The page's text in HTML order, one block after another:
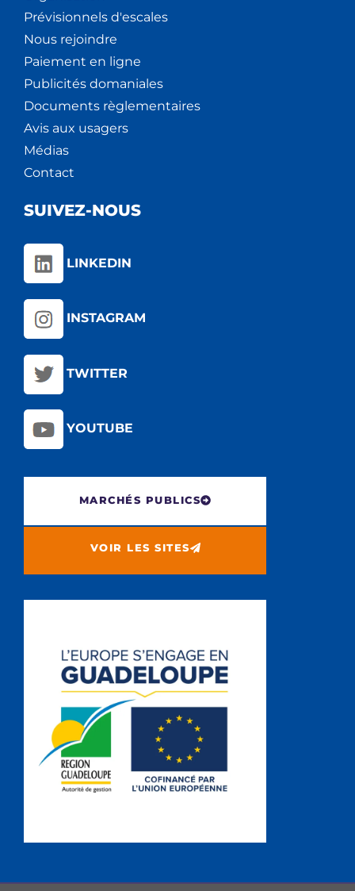
Prévisionnels d'escales
Nous rejoindre
Paiement en ligne
Publicités domaniales
Documents règlementaires
Avis aux usagers
Médias
Contact
SUIVEZ-NOUS
LINKEDIN
INSTAGRAM
TWITTER
YOUTUBE
MARCHÉS PUBLICS
VOIR LES SITES